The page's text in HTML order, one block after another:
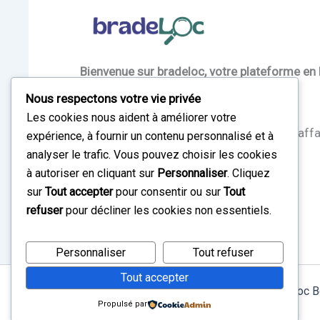
Bienvenue sur bradeloc, votre plateforme
salles) et la braderie au Bénin.
Réalisez vos projets et faites de bonnes
Louez – bradez – réinventez !
Copyright © 2026 Bradeloc
Nous respectons votre vie privée
Les cookies nous aident à améliorer votre
expérience, à fournir un contenu personnalisé et à
analyser le trafic. Vous pouvez choisir les cookies
à autoriser en cliquant sur Personnaliser. Cliquez
sur Tout accepterpour consentir ou sur Tout
refuserpour décliner les cookies non essentiels.
Personnaliser
Tout refuser
Tout accepter
Propulsé par